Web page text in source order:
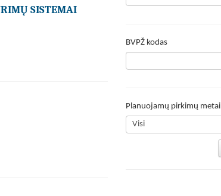
SISTEMAI
BVPŽ kodas
Planuojamų pirkimų metai